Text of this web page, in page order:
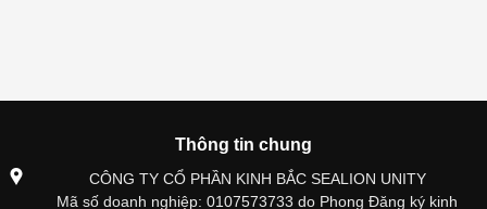
Thông tin chung
CÔNG TY CỔ PHẦN KINH BẮC SEALION UNITY
Mã số doanh nghiệp: 0107573733 do Phong Đăng ký kinh